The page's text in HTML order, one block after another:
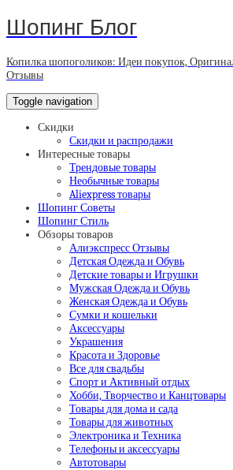
Шопинг Блог
Копилка шопоголиков: Идеи покупок,
Отзывы
Toggle navigation
Скидки
Скидки и распродажи
Интересные товары
Трендовые товары
Необычные товары
Aliexpress товары
Шопинг Советы
Шопинг Стиль
Обзоры товаров
Алиэкспресс Отзывы
Детская Одежда и Обувь
Детские товары и Игрушки
Мужская Одежда и Обувь
Женская Одежда и Обувь
Сумки и кошельки
Аксессуары
Украшения
Красота и Здоровье
Все для свадьбы
Спорт и Активный отдых
Хобби, Творчество и Канцтовары
Товары для дома и сада
Товары для животных
Электроника и Техника
Телефоны и аксессуары
Автотовары